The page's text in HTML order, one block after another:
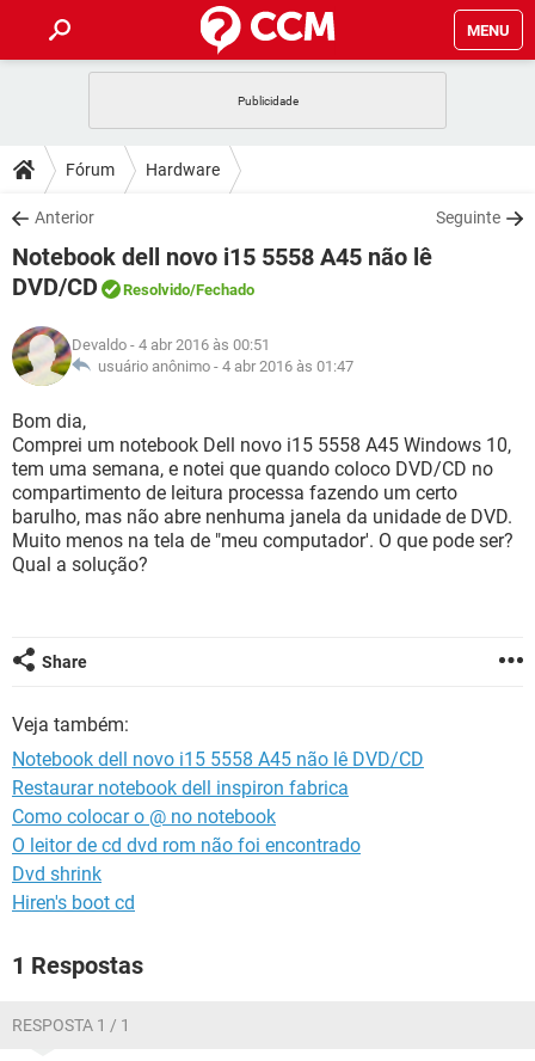
MENU
CELULAR
OUTLOOK
INSTAGRAM GMAIL
GUIA DE COMPRAS
DICAS
JOGOS
OUTLOOK
GUIA DE COMPRAS
DOWNLOADS
JOGOS WHATSAPP
CELULAR
OUTLOOK
INSTAGRAM
GUIA DE COMPRAS
FÓRUM
CELULAR FACEBOOK
INSTAGRAM GMAIL
GUIA DE COMPRAS
GLOSSÁRIO
JOGOS
CELULAR
OUTLOOK EXCEL
INSTAGRAM GMAIL
GUIA DE COMPRAS
Fórum Hardware
Anterior Seguinte
Notebook dell novo i15 5558 A45 não lê
DVD/CD
Resolvido/Fechado
Devaldo - 4 abr 2016 às 00:51
usuário anônimo - 4 abr 2016 às 01:47
Bom dia,
Comprei um notebook Dell novo i15 5558 A45 Windows 10,
tem uma semana, e notei que quando coloco DVD/CD no
compartimento de leitura processa fazendo um certo
barulho, mas não abre nenhuma janela da unidade de DVD.
Muito menos na tela de "meu computador'. O que pode ser?
Qual a solução?
Share
Veja também:
Notebook dell novo i15 5558 A45 não lê DVD/CD
Restaurar notebook dell inspiron fabrica
Como colocar o @ no notebook
O leitor de cd dvd rom não foi encontrado
Dvd shrink
Hiren's boot cd
1 Respostas
RESPOSTA 1 / 1